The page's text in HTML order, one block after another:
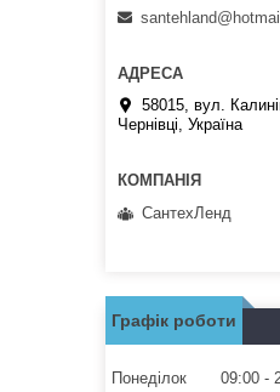
58015, вул.
Чернівці, Україна
СантехЛенд
Графік роботи
Понеділок 09:00